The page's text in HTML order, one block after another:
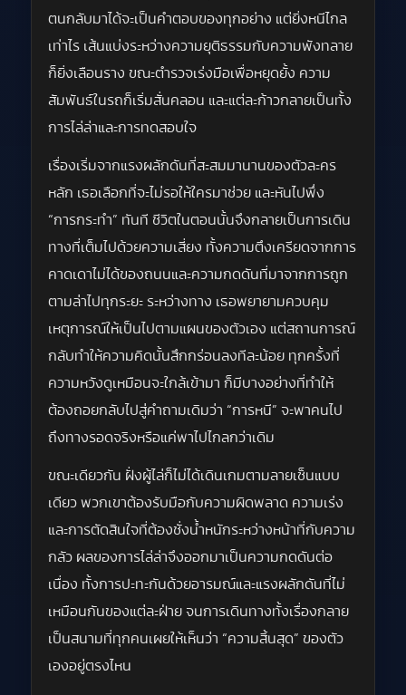
ตนกลับมาได้จะเป็นคำตอบของทุกอย่าง แต่ยิ่งหนีไกล
เท่าไร เส้นแบ่งระหว่างความยุติธรรมกับความพังทลาย
ก็ยิ่งเลือนราง ขณะตำรวจเร่งมือเพื่อหยุดยั้ง ความ
สัมพันธ์ในรถก็เริ่มสั่นคลอน และแต่ละก้าวกลายเป็นทั้ง
การไล่ล่าและการทดสอบใจ
เรื่องเริ่มจากแรงผลักดันที่สะสมมานานของตัวละคร
หลัก เธอเลือกที่จะไม่รอให้ใครมาช่วย และหันไปพึ่ง
“การกระทำ” ทันที ชีวิตในตอนนั้นจึงกลายเป็นการเดิน
ทางที่เต็มไปด้วยความเสี่ยง ทั้งความตึงเครียดจากการ
คาดเดาไม่ได้ของถนนและความกดดันที่มาจากการถูก
ตามล่าไปทุกระยะ ระหว่างทาง เธอพยายามควบคุม
เหตุการณ์ให้เป็นไปตามแผนของตัวเอง แต่สถานการณ์
กลับทำให้ความคิดนั้นสึกกร่อนลงทีละน้อย ทุกครั้งที่
ความหวังดูเหมือนจะใกล้เข้ามา ก็มีบางอย่างที่ทำให้
ต้องถอยกลับไปสู่คำถามเดิมว่า “การหนี” จะพาคนไป
ถึงทางรอดจริงหรือแค่พาไปไกลกว่าเดิม
ขณะเดียวกัน ฝั่งผู้ไล่ก็ไม่ได้เดินเกมตามลายเซ็นแบบ
เดียว พวกเขาต้องรับมือกับความผิดพลาด ความเร่ง
และการตัดสินใจที่ต้องชั่งน้ำหนักระหว่างหน้าที่กับความ
กลัว ผลของการไล่ล่าจึงออกมาเป็นความกดดันต่อ
เนื่อง ทั้งการปะทะกันด้วยอารมณ์และแรงผลักดันที่ไม่
เหมือนกันของแต่ละฝ่าย จนการเดินทางทั้งเรื่องกลาย
เป็นสนามที่ทุกคนเผยให้เห็นว่า “ความสิ้นสุด” ของตัว
เองอยู่ตรงไหน